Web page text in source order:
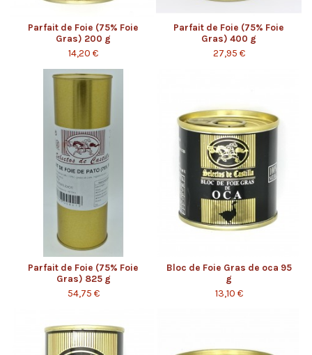
Parfait de Foie (75% Foie
Gras) 200 g
14,20 €
Parfait de Foie (75% Foie
Gras) 400 g
27,95 €
Parfait de Foie (75% Foie
Gras) 825 g
54,75 €
Bloc de Foie Gras de oca 95
g
13,10 €